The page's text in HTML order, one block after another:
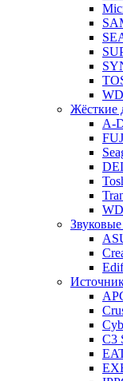
WD
Жёсткие
A-
WD
C3